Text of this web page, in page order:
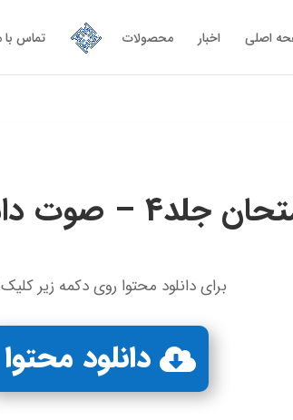
اصلی اخبار محصولات تماس با
داستان 22 : بچه ننه
برای دانلود محتوا روی دکمه زیر
دانلود محتوا